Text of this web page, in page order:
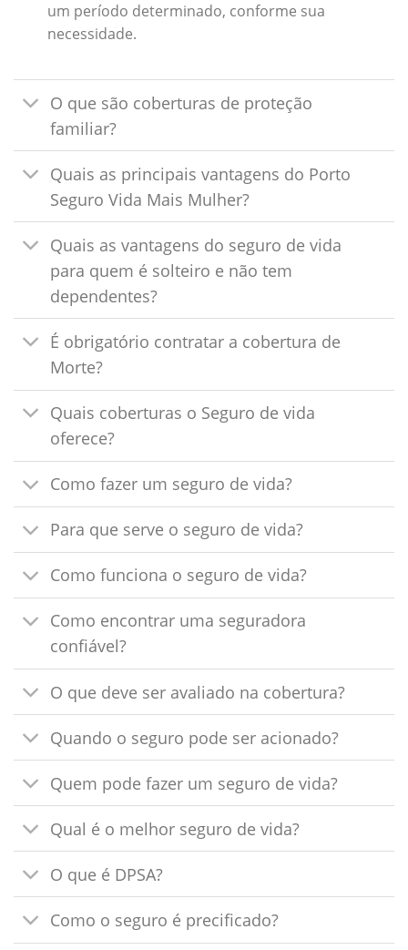
um período determinado, conforme sua
necessidade.
O que são coberturas de proteção
familiar?
Quais as principais vantagens do Porto
Seguro Vida Mais Mulher?
Quais as vantagens do seguro de vida
para quem é solteiro e não tem
dependentes?
É obrigatório contratar a cobertura de
Morte?
Quais coberturas o Seguro de vida
oferece?
Como fazer um seguro de vida?
Para que serve o seguro de vida?
Como funciona o seguro de vida?
Como encontrar uma seguradora
confiável?
O que deve ser avaliado na cobertura?
Quando o seguro pode ser acionado?
Quem pode fazer um seguro de vida?
Qual é o melhor seguro de vida?
O que é DPSA?
Como o seguro é precificado?